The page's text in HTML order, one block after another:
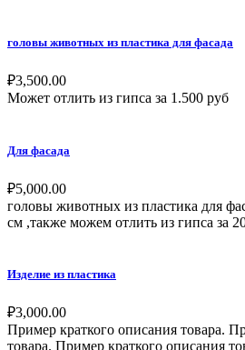
головы животных из пластика для фасада
₽3,500.00
Может отлить из гипса за 1.500 руб
Для фасада
₽5,000.00
головы животных из пластика для
см ,также можем отлить из гипса за
Изделие из пластика
₽3,000.00
Пример краткого описания товара.
товара. Пример краткого описания